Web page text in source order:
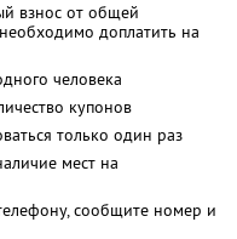
взнос от общей
доплатить на
человека
купонов
только один раз
мест на
сообщите номер и